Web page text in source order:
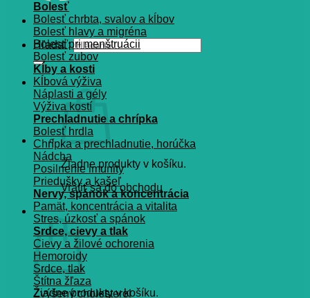
Hľadať:
Žiadne produkty v košíku.
Vrátiť sa do obchodu
Košík
Žiadne produkty v košíku.
Bolesť
Bolesť chrbta, svalov a kĺbov
Bolesť hlavy a migréna
Bolesť pri menštruácii
Bolesť zubov
Kĺby a kosti
Kĺbová výživa
Náplasti a gély
Výživa kostí
Prechladnutie a chrípka
Bolesť hrdla
Chrípka a prechladnutie, horúčka
Nádcha
Posilnenie imunity
Priedušky a kašeľ
Nervy, spánok a koncentrácia
Pamät, koncentrácia a vitalita
Stres, úzkosť a spánok
Srdce, cievy a tlak
Cievy a žilové ochorenia
Hemoroidy
Srdce, tlak
Štítna žľaza
Zvýšený cholesterol